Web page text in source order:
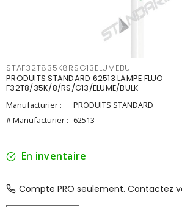
STAF32T835K8RSG13ELUMEBU
PRODUITS STANDARD 62513 LAMPE FLUO
F32T8/35K/8/RS/G13/ELUME/BULK
Manufacturier :
PRODUITS STANDARD
# Manufacturier : 62513
En inventaire
Compte PRO seulement. Contactez